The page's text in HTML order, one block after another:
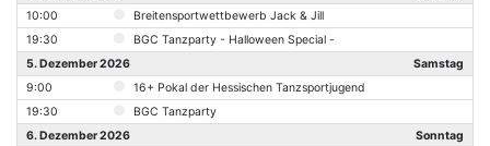
10:00
Breitensportwettbewerb Jack & Jill
19:30
BGC Tanzparty - Halloween Special -
5. Dezember 2026
Samstag
9:00
16+ Pokal der Hessischen Tanzsportjugend
19:30
BGC Tanzparty
6. Dezember 2026
Sonntag